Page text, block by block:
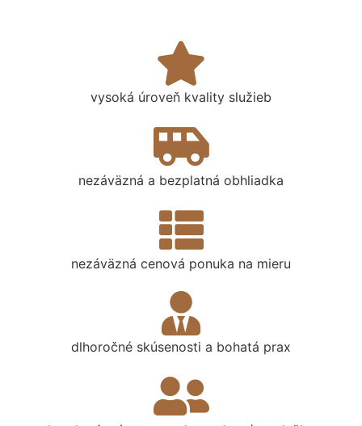
vysoká úroveň kvality služieb
nezáväzná a bezplatná obhliadka
nezáväzná cenová ponuka na mieru
dlhoročné skúsenosti a bohatá prax